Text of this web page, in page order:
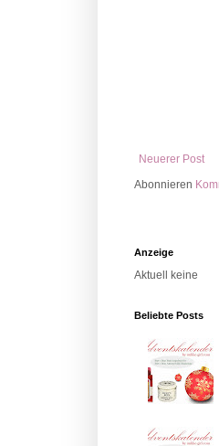
Neuerer Post
Abonnieren
Anzeige
Aktuell keine
Beliebte Posts